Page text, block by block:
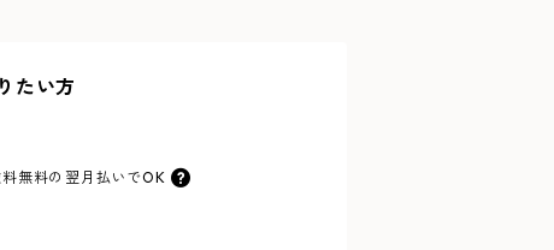
たい方
無料の 翌月払いでOK